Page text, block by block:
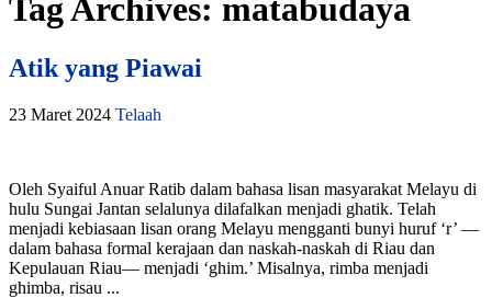
Tag Archives: matabudaya
Atik yang Piawai
23 Maret 2024 Telaah
Oleh Syaiful Anuar Ratib dalam bahasa lisan masyarakat Melayu di
hulu Sungai Jantan selalunya dilafalkan menjadi ghatik. Telah
menjadi kebiasaan lisan orang Melayu mengganti bunyi huruf ‘r’ —
dalam bahasa formal kerajaan dan naskah-naskah di Riau dan
Kepulauan Riau— menjadi ‘ghim.’ Misalnya, rimba menjadi
ghimba, risau ...